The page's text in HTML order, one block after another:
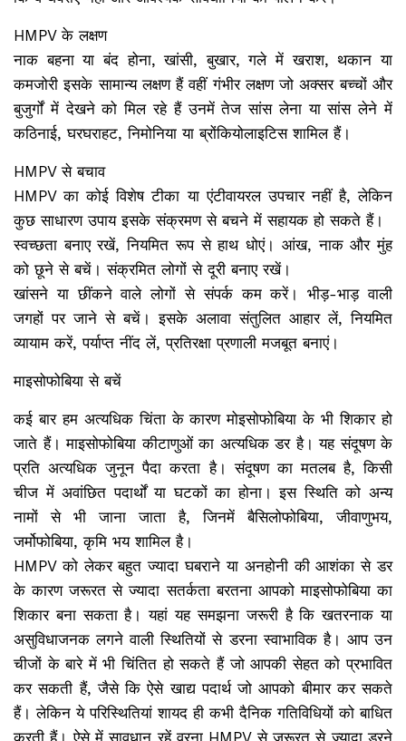
HMPV के लक्षण
नाक बहना या बंद होना, खांसी, बुखार, गले में खराश, थकान या
कमजोरी इसके सामान्य लक्षण हैं वहीं गंभीर लक्षण जो अक्सर बच्चों और
बुजुर्गों में देखने को मिल रहे हैं उनमें तेज सांस लेना या सांस लेने में
कठिनाई, घरघराहट, निमोनिया या ब्रोंकियोलाइटिस शामिल हैं।
HMPV से बचाव
HMPV का कोई विशेष टीका या एंटीवायरल उपचार नहीं है, लेकिन
कुछ साधारण उपाय इसके संक्रमण से बचने में सहायक हो सकते हैं।
स्वच्छता बनाए रखें, नियमित रूप से हाथ धोएं। आंख, नाक और मुंह
को छूने से बचें। संक्रमित लोगों से दूरी बनाए रखें।
खांसने या छींकने वाले लोगों से संपर्क कम करें। भीड़-भाड़ वाली
जगहों पर जाने से बचें। इसके अलावा संतुलित आहार लें, नियमित
व्यायाम करें, पर्याप्त नींद लें, प्रतिरक्षा प्रणाली मजबूत बनाएं।
माइसोफोबिया से बचें
कई बार हम अत्यधिक चिंता के कारण मोइसोफोबिया के भी शिकार हो
जाते हैं। माइसोफोबिया कीटाणुओं का अत्यधिक डर है। यह संदूषण के
प्रति अत्यधिक जुनून पैदा करता है। संदूषण का मतलब है, किसी
चीज में अवांछित पदार्थों या घटकों का होना। इस स्थिति को अन्य
नामों से भी जाना जाता है, जिनमें बैसिलोफोबिया, जीवाणुभय,
जर्मोफोबिया, कृमि भय शामिल है।
HMPV को लेकर बहुत ज्यादा घबराने या अनहोनी की आशंका से डर
के कारण जरूरत से ज्यादा सतर्कता बरतना आपको माइसोफोबिया का
शिकार बना सकता है। यहां यह समझना जरूरी है कि खतरनाक या
असुविधाजनक लगने वाली स्थितियों से डरना स्वाभाविक है। आप उन
चीजों के बारे में भी चिंतित हो सकते हैं जो आपकी सेहत को प्रभावित
कर सकती हैं, जैसे कि ऐसे खाद्य पदार्थ जो आपको बीमार कर सकते
हैं। लेकिन ये परिस्थितियां शायद ही कभी दैनिक गतिविधियों को बाधित